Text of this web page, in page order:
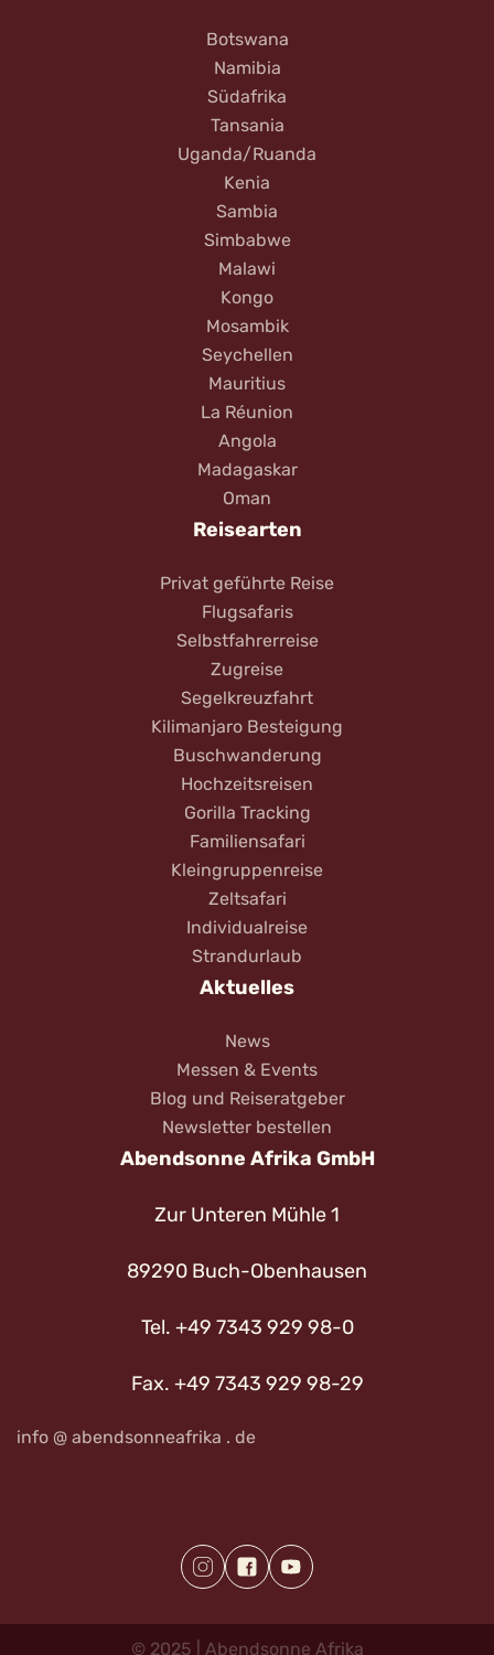
Botswana
Namibia
Südafrika
Tansania
Uganda/Ruanda
Kenia
Sambia
Simbabwe
Malawi
Kongo
Mosambik
Seychellen
Mauritius
La Réunion
Angola
Madagaskar
Oman
Reisearten
Privat geführte Reise
Flugsafaris
Selbstfahrerreise
Zugreise
Segelkreuzfahrt
Kilimanjaro Besteigung
Buschwanderung
Hochzeitsreisen
Gorilla Tracking
Familiensafari
Kleingruppenreise
Zeltsafari
Individualreise
Strandurlaub
Aktuelles
News
Messen & Events
Blog und Reiseratgeber
Newsletter bestellen
Abendsonne Afrika GmbH
Zur Unteren Mühle 1
89290 Buch-Obenhausen
Tel. +49 7343 929 98-0
Fax. +49 7343 929 98-29
info @ abendsonneafrika . de
© 2025 Abendsonne Afrika